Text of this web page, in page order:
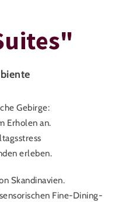
Gebirge:
Erholen an.
erleben.
Skandinavien.
Fine-Dining-